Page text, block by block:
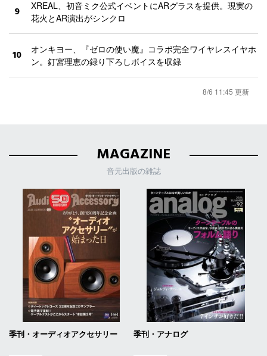
9
XREAL、初音ミク公式イベントにARグラスを提供。現実の
花火とAR演出がシンクロ
10
オンキヨー、『ゼロの使い魔』コラボ完全ワイヤレスイヤホ
ン。釘宮理恵の録り下ろしボイスを収録
8/6 11:45 更新
MAGAZINE
音元出版の雑誌
季刊・オーディオアクセサリー 季刊・アナログ